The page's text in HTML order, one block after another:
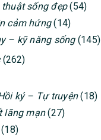
sống đẹp(54)
cảm hứng(14)
– kỹ năng sống(145)
(262)
ký – Tự truyện(18)
lãng mạn(27)